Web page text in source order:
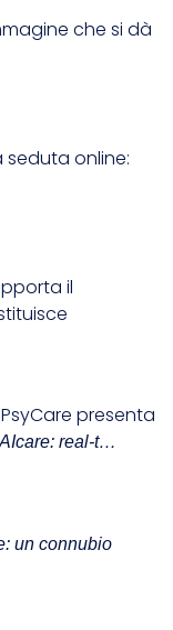
che si dà
seduta online:
il
PsyCare presenta
real-t…
un connubio